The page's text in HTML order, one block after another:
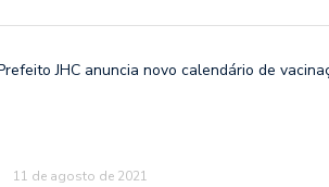
JHC anuncia novo calendário de
11 de agosto de 2021